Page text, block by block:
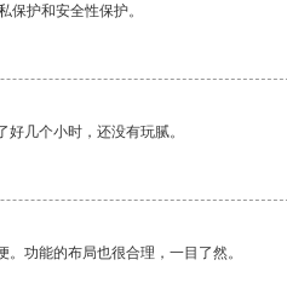
保护和安全性保护。
几个小时，还没有玩腻。
功能的布局也很合理，一目了然。